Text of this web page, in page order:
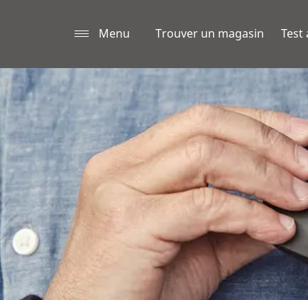
Menu Trouver un magasin Test